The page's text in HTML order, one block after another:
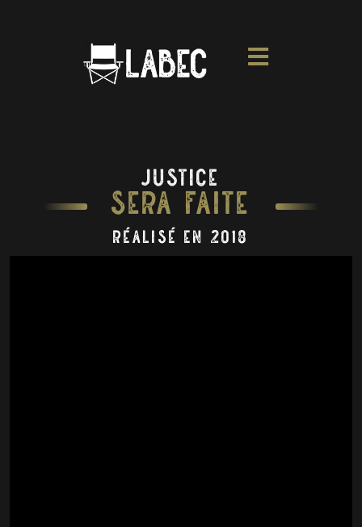
Justice
Sera Faite
réalisé en 2018